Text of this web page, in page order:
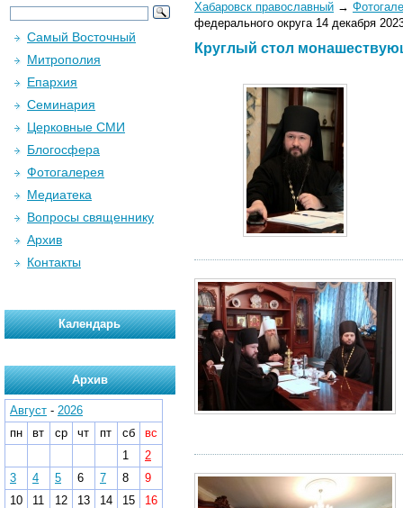
Хабаровск православный →
федерального округа 14 декабря
Круглый стол
Самый Восточный
Митрополия
Епархия
Семинария
Церковные СМИ
Блогосфера
Фотогалерея
Медиатека
Вопросы священнику
Архив
Контакты
Календарь
Архив
Август - 2026
пн
вт ср чт пт сб
вс
1
2
3
4 5 6 7 8
9
10
11 12 13 14 15
16